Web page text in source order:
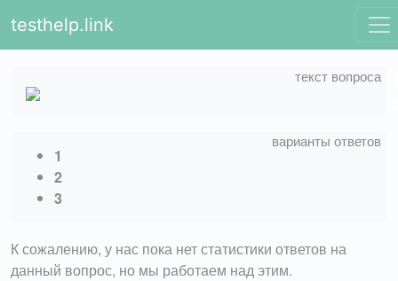
testhelp.link
1
2
3
К сожалению, у нас пока нет статистики ответов на
данный вопрос, но мы работаем над этим.